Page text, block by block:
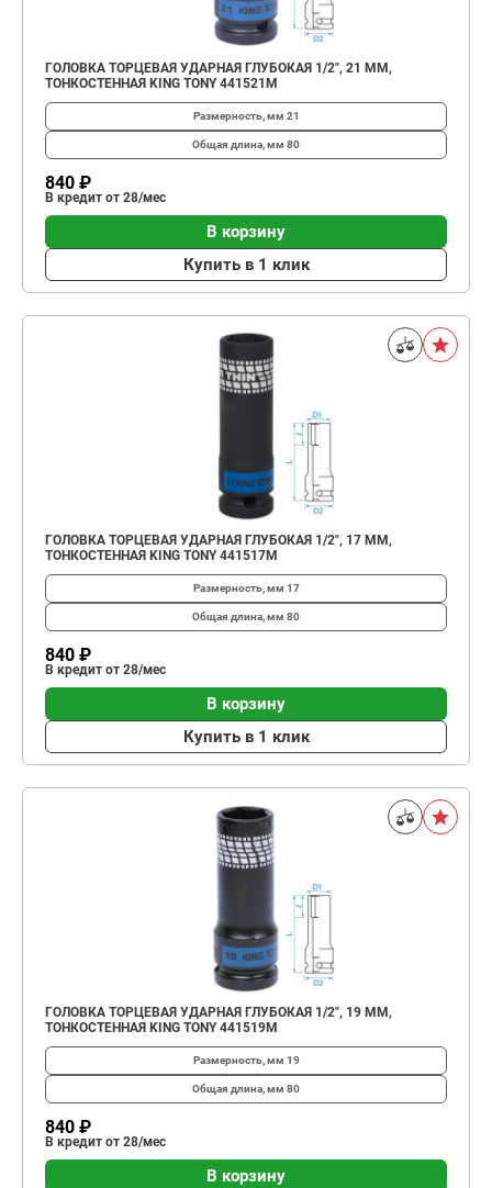
ГОЛОВКА ТОРЦЕВАЯ УДАРНАЯ ГЛУБОКАЯ 1/2", 21 ММ,
ТОНКОСТЕННАЯ KING TONY 441521M
Размерность, мм 21
Общая длина, мм 80
840 ₽
В кредит от 28/мес
В корзину
Купить в 1 клик
ГОЛОВКА ТОРЦЕВАЯ УДАРНАЯ ГЛУБОКАЯ 1/2", 17 ММ,
ТОНКОСТЕННАЯ KING TONY 441517M
Размерность, мм 17
Общая длина, мм 80
840 ₽
В кредит от 28/мес
В корзину
Купить в 1 клик
ГОЛОВКА ТОРЦЕВАЯ УДАРНАЯ ГЛУБОКАЯ 1/2", 19 ММ,
ТОНКОСТЕННАЯ KING TONY 441519M
Размерность, мм 19
Общая длина, мм 80
840 ₽
В кредит от 28/мес
В корзину